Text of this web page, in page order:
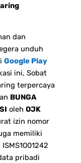
dan
unduh
Google Play
ini, Sobat
terpercaya
BUNGA
oleh OJK
izin nomor
memiliki
pribadi